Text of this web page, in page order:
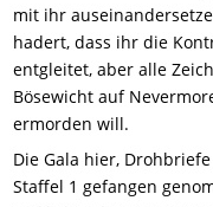
mit ihr
hadert, dass ihr die
entgleitet, aber alle
Bösewicht auf
ermorden will.
Die Gala hier,
Staffel 1 gefangen